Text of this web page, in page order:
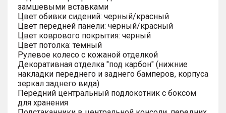
замшевыми вставками
Цвет обивки сидений: черный/красный
Цвет передней панели: черный/красный
Цвет коврового покрытия: черный
Цвет потолка: темный
Рулевое колесо с кожаной отделкой
Декоративная отделка "под карбон" (нижние
накладки переднего и заднего бамперов, корпуса
зеркал заднего вида)
Передний центральный подлокотник с боксом
для хранения